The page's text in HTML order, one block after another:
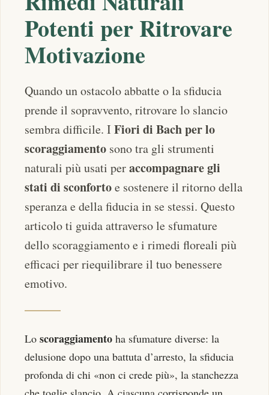
Potenti per Ritrovare
Motivazione
Quando un ostacolo abbatte o la sfiducia
prende il sopravvento, ritrovare lo slancio
sembra difficile. I Fiori di Bach per lo
scoraggiamento sono tra gli strumenti
naturali più usati peraccompagnare gli
stati di sconfortoe sostenere il ritorno della
speranza e della fiducia in se stessi. Questo
articolo ti guida attraverso le sfumature
dello scoraggiamento e i rimedi floreali più
efficaci per riequilibrare il tuo benessere
emotivo.
Lo scoraggiamento ha sfumature diverse: la
delusione dopo una battuta d’arresto, la sfiducia
profonda di chi «non ci crede più», la stanchezza